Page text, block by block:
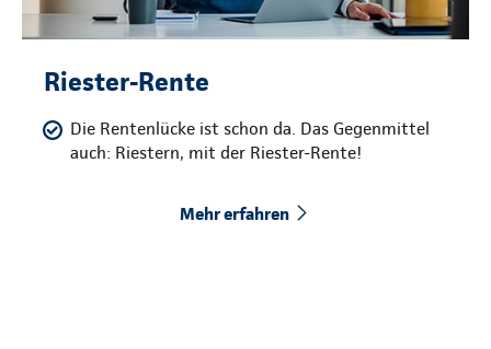
Riester-Rente
Die Rentenlücke ist schon da. Das Gegenmittel
auch: Riestern, mit der Riester-Rente!
Mehr erfahren